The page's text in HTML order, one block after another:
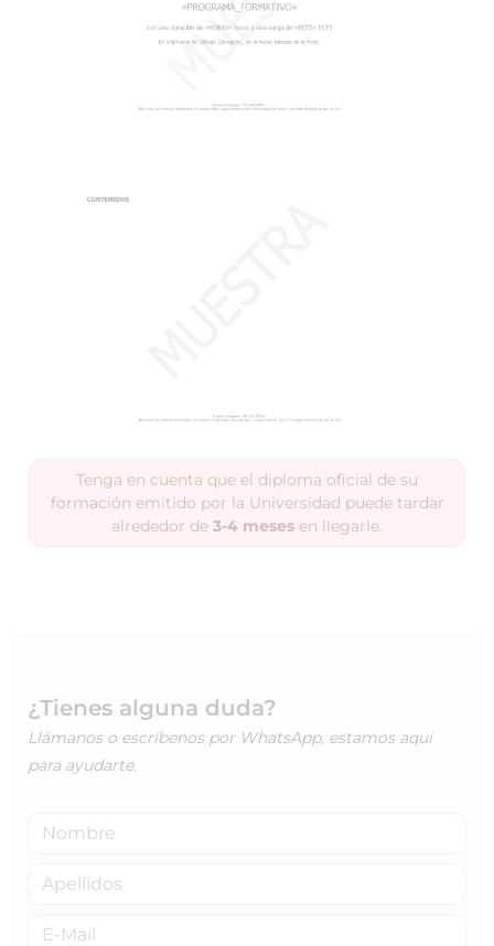
Tenga en cuenta que el diploma oficial de su
formación emitido por la Universidad puede tardar
alrededor de 3-4 meses en llegarle.
¿Tienes alguna duda?
Llámanos o escríbenos por WhatsApp, estamos aquí
para ayudarte.